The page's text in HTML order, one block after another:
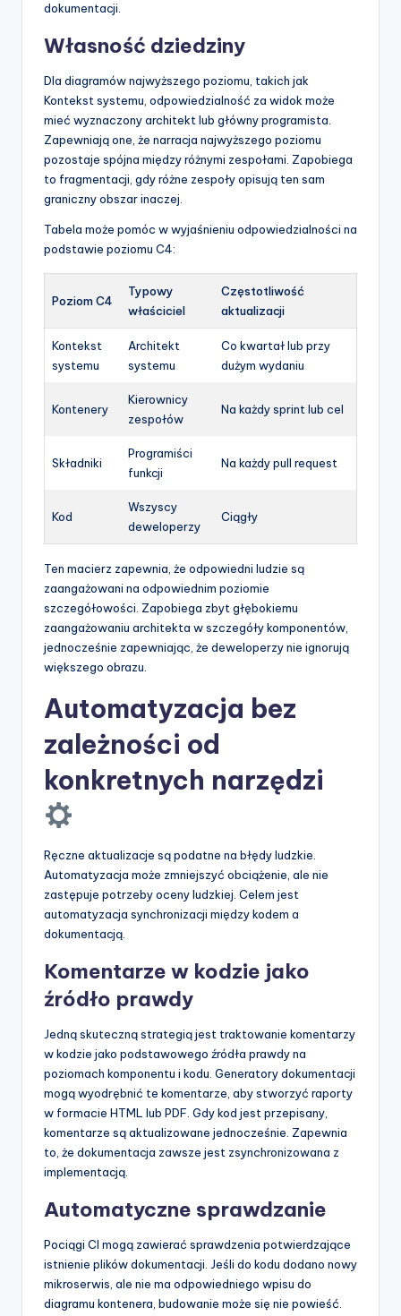
dokumentacji.
Własność dziedziny
Dla diagramów najwyższego poziomu, takich jak
Kontekst systemu, odpowiedzialność za widok może
mieć wyznaczony architekt lub główny programista.
Zapewniają one, że narracja najwyższego poziomu
pozostaje spójna między różnymi zespołami. Zapobiega
to fragmentacji, gdy różne zespoły opisują ten sam
graniczny obszar inaczej.
Tabela może pomóc w wyjaśnieniu odpowiedzialności na
podstawie poziomu C4:
Poziom C4
Typowy
właściciel
Częstotliwość
aktualizacji
Kontekst
systemu
Architekt
systemu
Co kwartał lub przy
dużym wydaniu
Kontenery
Kierownicy
zespołów
Na każdy sprint lub cel
Składniki
Programiści
funkcji
Na każdy pull request
Kod
Wszyscy
deweloperzy
Ciągły
Ten macierz zapewnia, że odpowiedni ludzie są
zaangażowani na odpowiednim poziomie
szczegółowości. Zapobiega zbyt głębokiemu
zaangażowaniu architekta w szczegóły komponentów,
jednocześnie zapewniając, że deweloperzy nie ignorują
większego obrazu.
Automatyzacja bez
zależności od
konkretnych narzędzi
Ręczne aktualizacje są podatne na błędy ludzkie.
Automatyzacja może zmniejszyć obciążenie, ale nie
zastępuje potrzeby oceny ludzkiej. Celem jest
automatyzacja synchronizacji między kodem a
dokumentacją.
Komentarze w kodzie jako
źródło prawdy
Jedną skuteczną strategią jest traktowanie komentarzy
w kodzie jako podstawowego źródła prawdy na
poziomach komponentu i kodu. Generatory dokumentacji
mogą wyodrębnić te komentarze, aby stworzyć raporty
w formacie HTML lub PDF. Gdy kod jest przepisany,
komentarze są aktualizowane jednocześnie. Zapewnia
to, że dokumentacja zawsze jest zsynchronizowana z
implementacją.
Automatyczne sprawdzanie
Pociągi CI mogą zawierać sprawdzenia potwierdzające
istnienie plików dokumentacji. Jeśli do kodu dodano nowy
mikroserwis, ale nie ma odpowiedniego wpisu do
diagramu kontenera, budowanie może się nie powieść.